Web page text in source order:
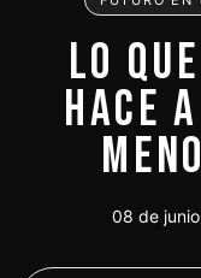
LO
HACE
08 de